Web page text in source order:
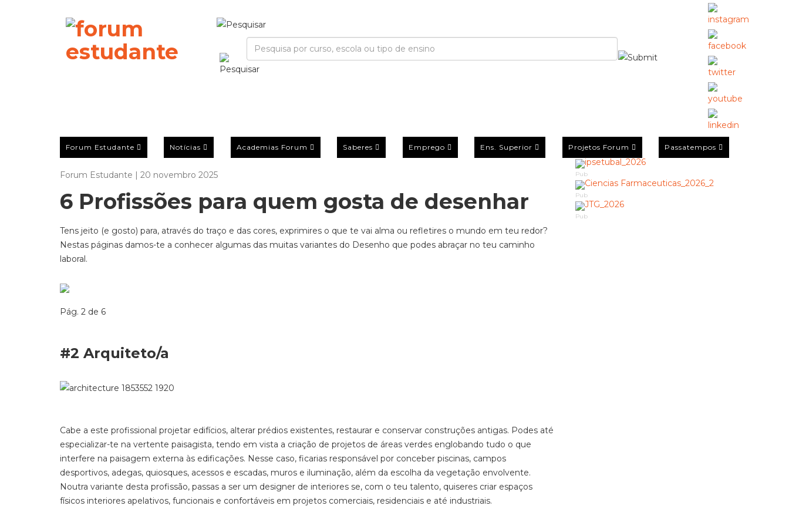
Forum Estudante Notícias Academias Forum Saberes Emprego Ens. Superior Projetos Forum Passatempos
Forum Estudante | 20 novembro 2025
6 Profissões para quem gosta de desenhar
Tens jeito (e gosto) para, através do traço e das cores, exprimires o que te vai alma ou refletires o mundo em teu redor?
Nestas páginas damos-te a conhecer algumas das muitas variantes do Desenho que podes abraçar no teu caminho
laboral.
Pág. 2 de 6
#2 Arquiteto/a
Cabe a este profissional projetar edifícios, alterar prédios existentes, restaurar e conservar construções antigas. Podes até
especializar-te na vertente paisagista, tendo em vista a criação de projetos de áreas verdes englobando tudo o que
interfere na paisagem externa às edificações. Nesse caso, ficarias responsável por conceber piscinas, campos
desportivos, adegas, quiosques, acessos e escadas, muros e iluminação, além da escolha da vegetação envolvente.
Noutra variante desta profissão, passas a ser um designer de interiores se, com o teu talento, quiseres criar espaços
físicos interiores apelativos, funcionais e confortáveis em projetos comerciais, residenciais e até industriais.
Pub
Pub
Pub